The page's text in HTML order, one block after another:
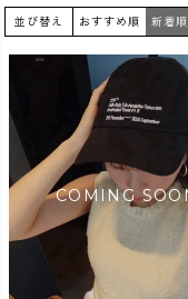
販売タイプ
新着
商品タイプ
ORIGINAL
並び替え おすすめ順 新着順